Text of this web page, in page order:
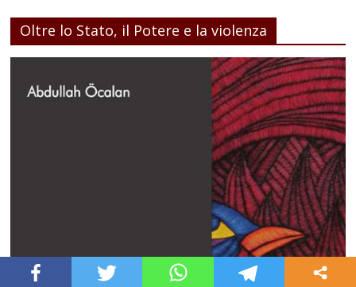
Oltre lo Stato, il Potere e la violenza